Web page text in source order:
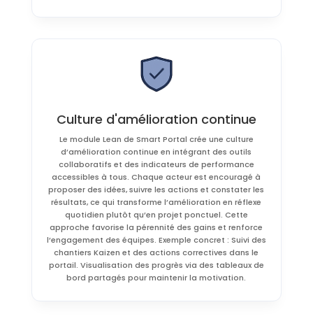
Culture d'amélioration continue
Le module Lean de Smart Portal crée une culture
d’amélioration continue en intégrant des outils
collaboratifs et des indicateurs de performance
accessibles à tous. Chaque acteur est encouragé à
proposer des idées, suivre les actions et constater les
résultats, ce qui transforme l’amélioration en réflexe
quotidien plutôt qu’en projet ponctuel. Cette
approche favorise la pérennité des gains et renforce
l’engagement des équipes. Exemple concret : Suivi des
chantiers Kaizen et des actions correctives dans le
portail. Visualisation des progrès via des tableaux de
bord partagés pour maintenir la motivation.